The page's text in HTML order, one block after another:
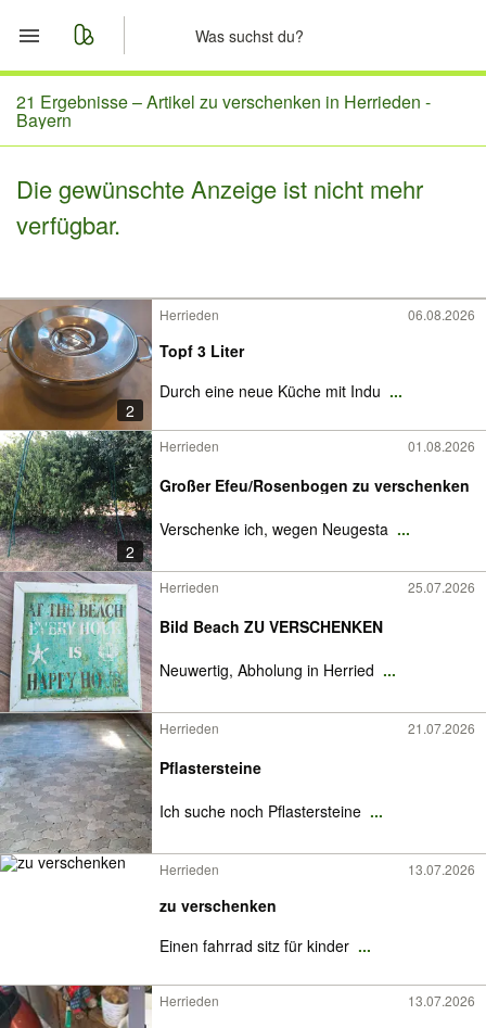
Start
Merkliste
Nachrichten
21 Ergebnisse –Artikel zu verschenken in Herrieden -
Bayern
Die gewünschte Anzeige ist nicht mehr
verfügbar.
2
Herrieden 06.08.2026
Topf 3 Liter
Durch eine neue Küche mit Indu ...
2
Herrieden 01.08.2026
Großer Efeu/Rosenbogen zu verschenken
Verschenke ich, wegen Neugesta ...
Herrieden 25.07.2026
Bild Beach ZU VERSCHENKEN
Neuwertig, Abholung in Herried ...
Herrieden 21.07.2026
Pflastersteine
Ich suche noch Pflastersteine ...
Herrieden 13.07.2026
zu verschenken
Einen fahrrad sitz für kinder ...
Herrieden 13.07.2026